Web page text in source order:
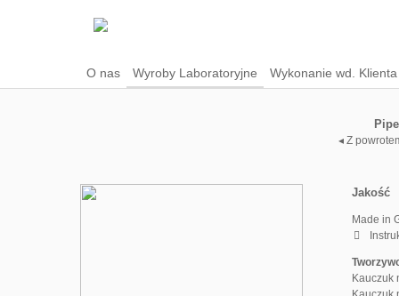
O nas Wyroby Laboratoryjne Wykonanie wd. Klienta
◂ Z
Jakość
Made in
Kauczuk